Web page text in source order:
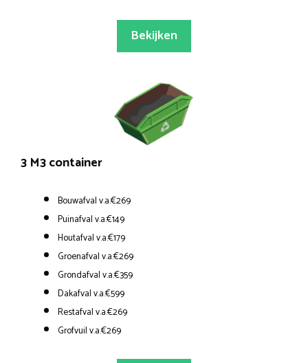
Bekijken
3 M3 container
Bouwafval v.a.€269
Puinafval v.a.€149
Houtafval v.a.€179
Groenafval v.a.€269
Grondafval v.a.€359
Dakafval v.a.€599
Restafval v.a.€269
Grofvuil v.a.€269